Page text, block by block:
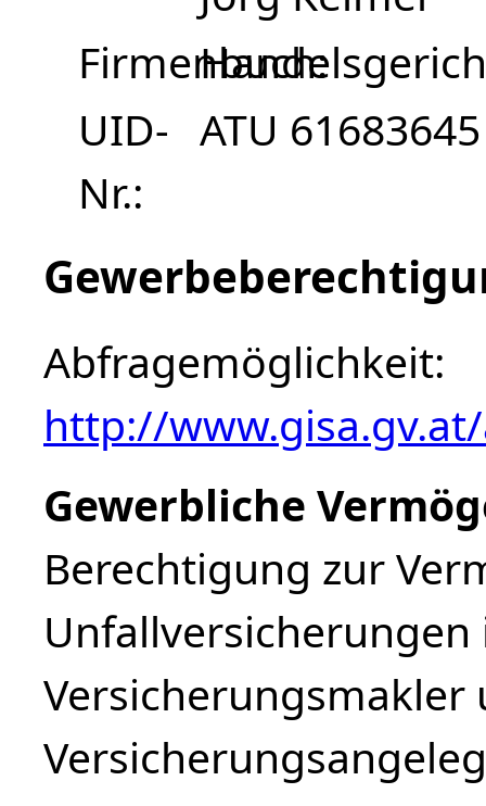
Firmenbuch
UID-
Nr.
ATU 61683645
Abfragemöglichkeit:
http://
Gewerbliche
Berechtigung zur
Versicherungsmakler